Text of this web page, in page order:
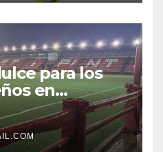
para los
en
el liderato del
bajo